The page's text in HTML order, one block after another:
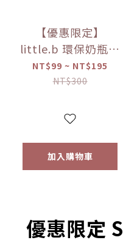
【優惠限定】
little.b 環保奶瓶清
潔液-無香低敏
（50ml/100ml）
NT$99 ~ NT$195
NT$300
加入購物車
優惠限定